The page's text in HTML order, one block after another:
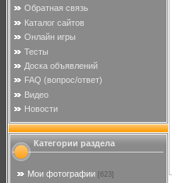
Обратная связь
Каталог сайтов
Онлайн игры
Тесты
Доска объявлений
FAQ (вопрос/ответ)
Видео
Новости
Категории раздела
Мои фотографии [623]